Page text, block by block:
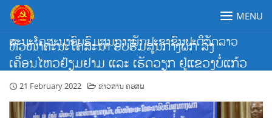
Skip
content
ຄະນະໂຄສະນາອົບຮົມສູນກາງພັກປະຊາຊົນປະຕິວັດລາວ
MENU
ຫົວໜ້າຄະນະໂຄສະນາ ອົບຮົມສູນກາງພັກ ລົງ
ເຄື່ອນໄຫວຢ້ຽມຢາມ ແລະ ເຮັດວຽກ ຢູ່ແຂວງບໍ່ແກ້ວ
21 February 2022 ຂ່າວສານ ຄອສພ